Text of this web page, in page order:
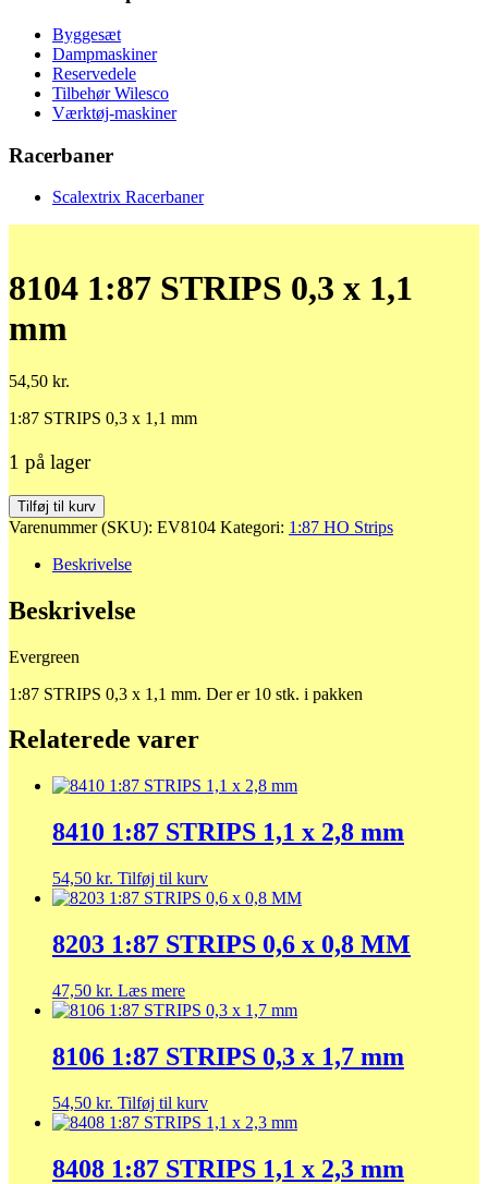
Byggesæt
Dampmaskiner
Reservedele
Tilbehør Wilesco
Værktøj-maskiner
Racerbaner
Scalextrix Racerbaner
8104 1:87 STRIPS 0,3 x 1,1
mm
54,50 kr.
1:87 STRIPS 0,3 x 1,1 mm
1 på lager
8104
1:87
1,1
mm
Tilføj til kurv
Varenummer (SKU): EV8104 Kategori: 1:87 HO Strips
Beskrivelse
Beskrivelse
Evergreen
1:87 STRIPS 0,3 x 1,1 mm. Der er 10 stk. i pakken
Relaterede varer
8410 1:87 STRIPS 1,1 x 2,8 mm
54,50 kr. Tilføj til kurv
8203 1:87 STRIPS 0,6 x 0,8 MM
47,50 kr. Læs mere
8106 1:87 STRIPS 0,3 x 1,7 mm
54,50 kr. Tilføj til kurv
8408 1:87 STRIPS 1,1 x 2,3 mm